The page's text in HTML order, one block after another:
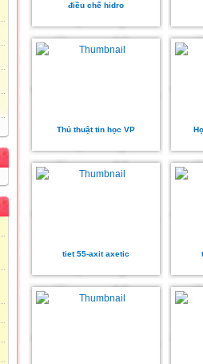
điều chế hidro
Thủ thuật tin học VP
tiet 55-axit axetic